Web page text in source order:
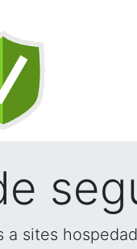
sites